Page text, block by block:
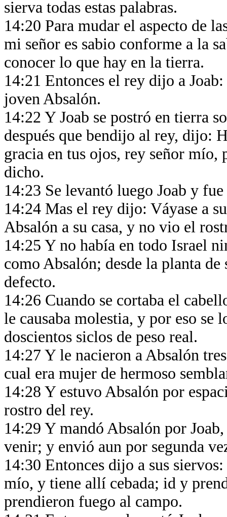
sierva todas estas palabras.
14:20 Para mudar el aspecto de
mi señor es sabio conforme a la
conocer lo que hay en la tierra.
14:21 Entonces el rey dijo a
joven Absalón.
14:22 Y Joab se postró en tierra
después que bendijo al rey, dijo:
gracia en tus ojos, rey señor mío,
dicho.
14:23 Se levantó luego Joab y
14:24 Mas el rey dijo: Váyase a
Absalón a su casa, y no vio el
14:25 Y no había en todo Israel
como Absalón; desde la planta
defecto.
14:26 Cuando se cortaba el
le causaba molestia, y por eso se
doscientos siclos de peso real.
14:27 Y le nacieron a Absalón
cual era mujer de hermoso
14:28 Y estuvo Absalón por
rostro del rey.
14:29 Y mandó Absalón por
venir; y envió aun por segunda
14:30 Entonces dijo a sus
mío, y tiene allí cebada; id y
prendieron fuego al campo.